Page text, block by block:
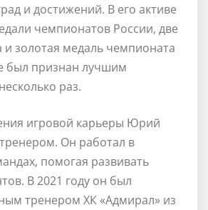
и достижений. В его активе
чемпионатов России, две
и золотая медаль чемпионата
был признан лучшим
раз.
игровой карьеры Юрий
Он работал в
помогая развивать
В 2021 году он был
тренером ХК «Адмирал» из